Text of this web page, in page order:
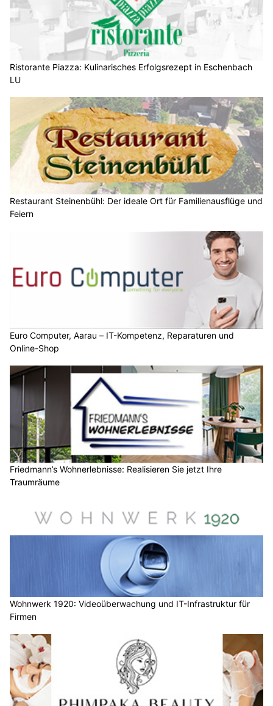
Ristorante Piazza: Kulinarisches Erfolgsrezept in Eschenbach
LU
Restaurant Steinenbühl: Der ideale Ort für Familienausflüge und
Feiern
Euro Computer, Aarau – IT-Kompetenz, Reparaturen und
Online-Shop
Friedmann’s Wohnerlebnisse: Realisieren Sie jetzt Ihre
Traumräume
Wohnwerk 1920: Videoüberwachung und IT-Infrastruktur für
Firmen